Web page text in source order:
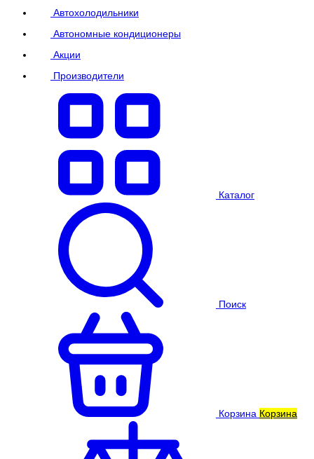
Автохолодильники
Автономные кондиционеры
Акции
Производители
Каталог
Поиск
Корзина Корзина